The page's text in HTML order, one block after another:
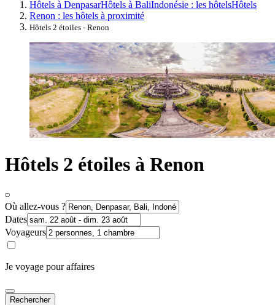
Hôtels à DenpasarHôtels à BaliIndonésie : les hôtelsHôtels
Renon : les hôtels à proximité
Hôtels 2 étoiles - Renon
Hôtels 2 étoiles à Renon
Où allez-vous ?
Dates
Voyageurs
Je voyage pour affaires
Rechercher